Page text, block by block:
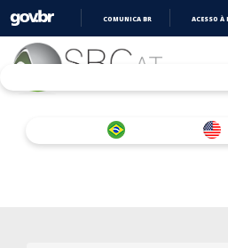
COMUNICA BR ACESSO À